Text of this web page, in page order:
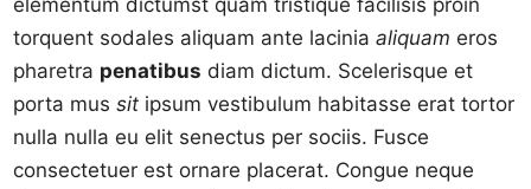
torquent sodales aliquam ante laciniaaliquam eros
pharetra penatibus diam dictum. Scelerisque et
porta mussit ipsum vestibulum habitasse erat tortor
nulla nulla eu elit senectus per sociis. Fusce
consectetuer est ornare placerat. Congue neque